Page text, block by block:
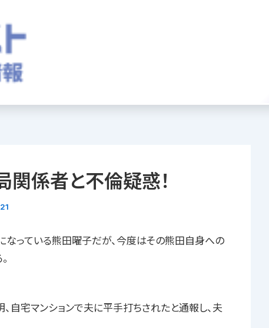
関係者と不倫疑惑！
っている熊田曜子だが、今度はその熊田自身への
自宅マンションで夫に平手打ちされたと通報し、夫